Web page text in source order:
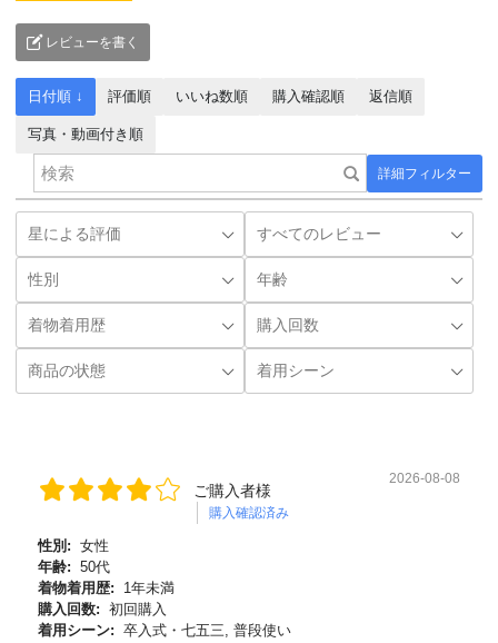
レビューを書く
詳細フィルター
日付順 ↓ 評価順 いいね数順 購入確認順 返信順
写真・動画付き順
ご購入者様
購入確認済み
2026-08-08
性別: 女性
年齢: 50代
着物着用歴:
1年未満
購入回数: 初回購入
着用シーン: 卒入式・七五三, 普段使い